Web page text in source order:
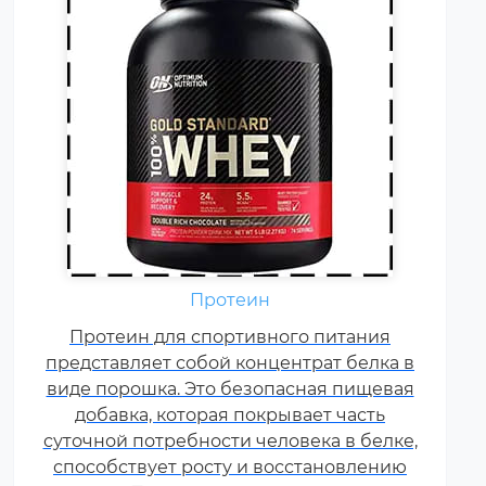
Протеин
Протеин для спортивного питания
представляет собой концентрат белка в
виде порошка. Это безопасная пищевая
добавка, которая покрывает часть
суточной потребности человека в белке,
способствует росту и восстановлению
незаменимые органические
соединения, которые обычно
поступают в организм с
белковой пищей.
Несбалансированное питание,
повышенные спортивные
нагрузки и стресс приводят к